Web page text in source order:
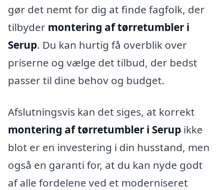
gør det nemt for dig at finde fagfolk, der
tilbyder montering af tørretumbler i
Serup. Du kan hurtig få overblik over
priserne og vælge det tilbud, der bedst
passer til dine behov og budget.
Afslutningsvis kan det siges, at korrekt
montering af tørretumbler i Serup ikke
blot er en investering i din husstand, men
også en garanti for, at du kan nyde godt
af alle fordelene ved et moderniseret